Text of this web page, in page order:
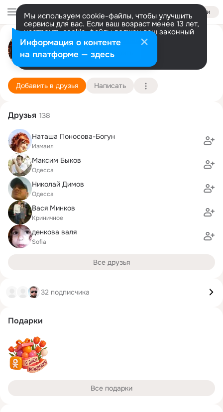
Войти
Мы используем cookie-файлы, чтобы улучшить
сервисы для вас. Если ваш возраст менее 13 лет,
настроить cookie-файлы должен ваш законный
представитель. Больше информации
Разрешить все Настроить
Валентина Браила
София
5 апреля (39 лет)
Криничненская школа
Подробнее
Добавить в друзья Написать
Друзья 138
Наташа Поносова-Богун
Измаил
Максим Быков
Одесса
Николай Димов
Одесса
Вася Минков
Криничное
денкова валя
Sofia
Все друзья
32 подписчика
Подарки
Все подарки
Информация о контенте
на платформе — здесь